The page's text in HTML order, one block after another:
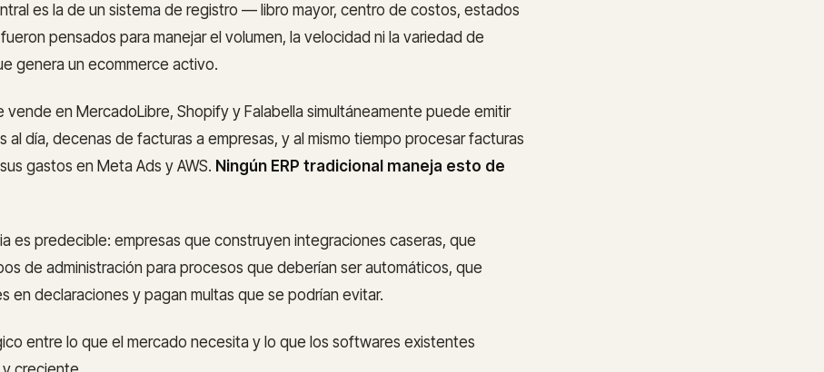
es la de un sistema de registro — libro mayor, centro de costos, estados
pensados para manejar el volumen, la velocidad ni la variedad de
genera un ecommerce activo.
vende en MercadoLibre, Shopify y Falabella simultáneamente puede emitir
al día, decenas de facturas a empresas, y al mismo tiempo procesar facturas
gastos en Meta Ads y AWS. Ningún ERP tradicional maneja esto de
es predecible: empresas que construyen integraciones caseras, que
de administración para procesos que deberían ser automáticos, que
en declaraciones y pagan multas que se podrían evitar.
entre lo que el mercado necesita y lo que los softwares existentes